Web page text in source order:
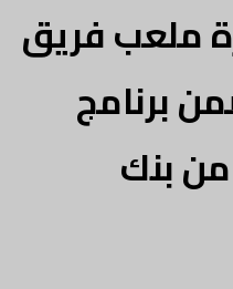
ملعب فريق
برنامج
بنك